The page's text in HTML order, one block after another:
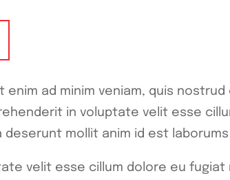
enim ad minim veniam, quis
in voluptate velit esse
mollit anim id est
velit esse cillum dolore eu